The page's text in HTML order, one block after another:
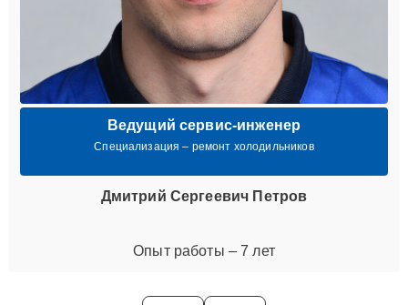
Ведущий сервис-инженер
Специализация – ремонт холодильников
Дмитрий Сергеевич Петров
Опыт работы – 7 лет